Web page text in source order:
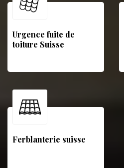
Urgence fuite de
toiture Suisse
Ferblanterie suisse